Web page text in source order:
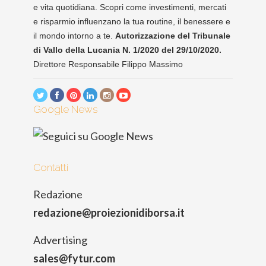
e vita quotidiana. Scopri come investimenti, mercati
e risparmio influenzano la tua routine, il benessere e
il mondo intorno a te. Autorizzazione del Tribunale
di Vallo della Lucania N. 1/2020 del 29/10/2020.
Direttore Responsabile Filippo Massimo
Google News
Contatti
Redazione
redazione@proiezionidiborsa.it
Advertising
sales@fytur.com